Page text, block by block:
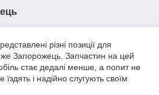
різні позиції для
Запорожець. Запчастин на цей
стає дедалі менше, а попит не
і надійно слугують своїм